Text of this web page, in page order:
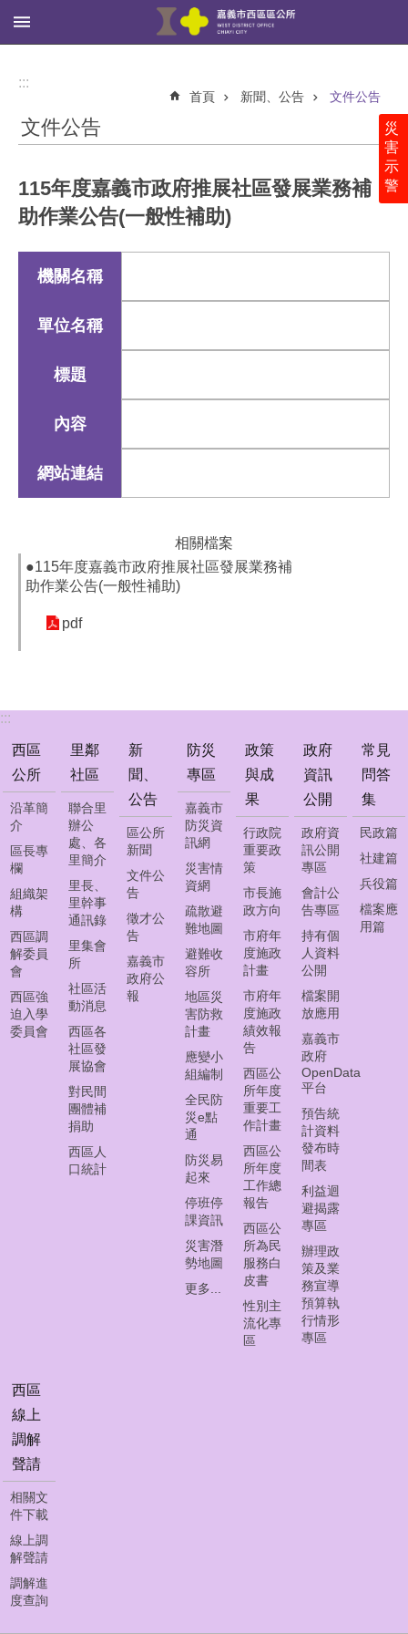
跳到主要內容區塊
搜
西
區
公
政
策
訊
公
開
常
問
答
集
西
區
線
上
調
解
聯
絡
我
們
資
料
開
放
宣
告
災
害
示
警
:::
首頁 新聞、公告 文件公告
文件公告
115年度嘉義市政府推展社區發展業務補
助作業公告(一般性補助)
機關名稱
單位名稱
標題
內容
網站連結
相關檔案
●115年度嘉義市政府推展社區發展業務補
助作業公告(一般性補助)
pdf
:::
西區
公所
沿革簡
介
區長專
欄
組織架
構
西區調
解委員
會
西區強
迫入學
委員會
里鄰
社區
聯合里
辦公
處、各
里簡介
里長、
里幹事
通訊錄
里集會
所
社區活
動消息
西區各
社區發
展協會
對民間
團體補
捐助
西區人
口統計
新
聞、
公告
區公所
新聞
文件公
告
徵才公
告
嘉義市
政府公
報
防災
專區
嘉義市
防災資
訊網
災害情
資網
疏散避
難地圖
避難收
容所
地區災
害防救
計畫
應變小
組編制
全民防
災e點
通
防災易
起來
停班停
課資訊
災害潛
勢地圖
更多...
政策
與成
果
行政院
重要政
策
市長施
政方向
市府年
度施政
計畫
市府年
度施政
績效報
告
西區公
所年度
重要工
作計畫
西區公
所年度
工作總
報告
西區公
所為民
服務白
皮書
性別主
流化專
區
政府
資訊
公開
政府資
訊公開
專區
會計公
告專區
持有個
人資料
公開
檔案開
放應用
嘉義市
政府
OpenData
平台
預告統
計資料
發布時
間表
利益迴
避揭露
專區
辦理政
策及業
務宣導
預算執
行情形
專區
常見
問答
集
民政篇
社建篇
兵役篇
檔案應
用篇
西區
線上
調解
聲請
相關文
件下載
線上調
解聲請
調解進
度查詢